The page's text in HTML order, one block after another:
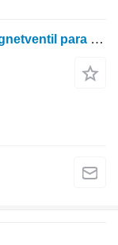
Outra peça sobressalente elétrica magnetventil para trator de rodas Case MX150 Maxxum